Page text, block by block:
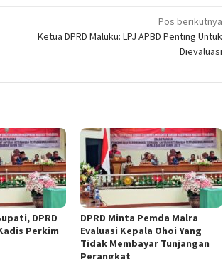
Pos berikutnya
Ketua DPRD Maluku: LPJ APBD Penting Untuk
Dievaluasi
DPRD
Perkim
DPRD Minta Pemda Malra
Evaluasi Kepala Ohoi Yang
Tidak Membayar Tunjangan